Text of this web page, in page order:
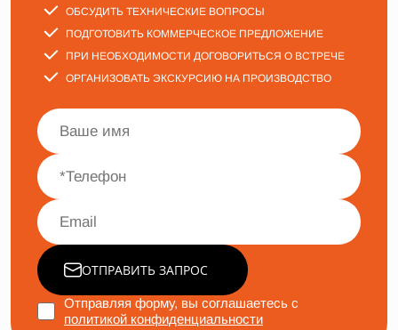
ОБСУДИТЬ ТЕХНИЧЕСКИЕ ВОПРОСЫ
ПОДГОТОВИТЬ КОММЕРЧЕСКОЕ ПРЕДЛОЖЕНИЕ
ПРИ НЕОБХОДИМОСТИ ДОГОВОРИТЬСЯ О ВСТРЕЧЕ
ОРГАНИЗОВАТЬ ЭКСКУРСИЮ НА ПРОИЗВОДСТВО
ОТПРАВИТЬ ЗАПРОС
Отправляя форму, вы соглашаетесь с
политикой конфиденциальности